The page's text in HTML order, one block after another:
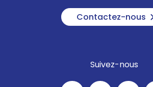
Contactez-nous
Suivez-nous